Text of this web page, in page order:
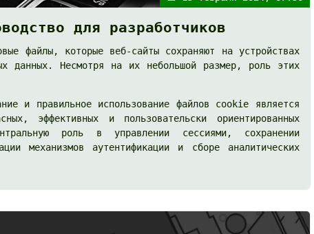
для разработчиков
файлы, которые веб-сайты сохраняют на устройствах
данных. Несмотря на их небольшой размер, роль этих
и правильное использование файлов cookie является
эффективных и пользовательски ориентированных
роль в управлении сессиями, сохранении
механизмов аутентификации и сборе аналитических